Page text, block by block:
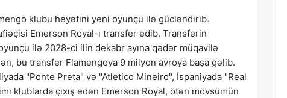
klubu heyətini yeni oyunçu ilə gücləndirib.
Emerson Royal-ı transfer edib. Transferin
ilə 2028-ci ilin dekabr ayına qədər müqavilə
bu transfer Flamengoya 9 milyon avroya başa gəlib.
"Ponte Preta" və "Atletico Mineiro", İspaniyada "Real
klublarda çıxış edən Emerson Royal, ötən mövsümün